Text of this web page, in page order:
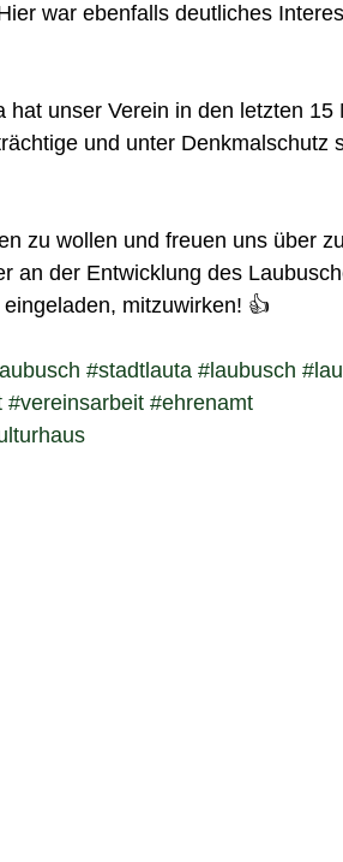
war ebenfalls deutliches
unser Verein in den letzten 15
und unter Denkmalschutz
zu wollen und freuen uns über
an der Entwicklung des
mitzuwirken! 👍
#stadtlauta #laubusch
#vereinsarbeit #ehrenamt